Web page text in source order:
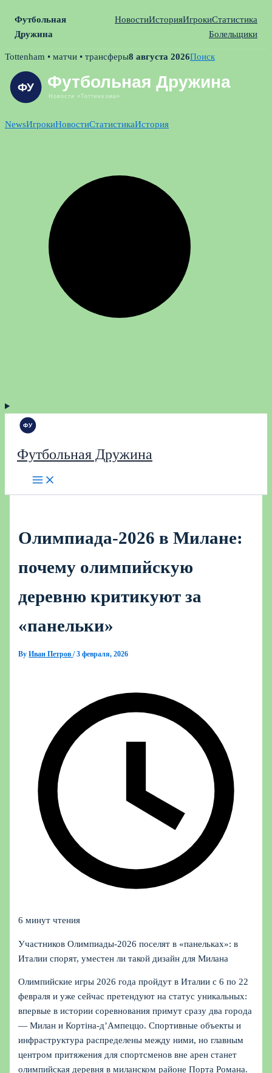
Футбольная
Дружина
НовостиИсторияИгрокиСтатистика
Болельщики
Skip
content
Tottenham • матчи • трансферы8 августа 2026Поиск
NewsИгрокиНовостиСтатистикаИстория
Футбольная Дружина
Олимпиада‑2026 в Милане:
почему олимпийскую
деревню критикуют за
«панельки»
ByИван Петров/3 февраля, 2026
6 минут чтения
Участников Олимпиады‑2026 поселят в «панельках»: в
Италии спорят, уместен ли такой дизайн для Милана
Олимпийские игры 2026 года пройдут в Италии с 6 по 22
февраля и уже сейчас претендуют на статус уникальных:
впервые в истории соревнования примут сразу два города
— Милан и Кортіна-д’Ампеццо. Спортивные объекты и
инфраструктура распределены между ними, но главным
центром притяжения для спортсменов вне арен станет
олимпийская деревня в миланском районе Порта Романа.